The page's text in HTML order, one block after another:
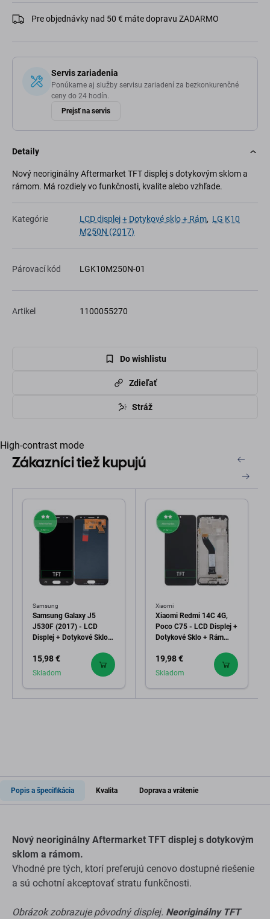
Pre objednávky nad 50 € máte dopravu ZADARMO
Servis zariadenia
Ponúkame aj služby servisu zariadení za bezkonkurenčné
ceny do 24 hodín.
Prejsť na servis
Detaily
Nový neoriginálny Aftermarket TFT displej s dotykovým sklom a
rámom. Má rozdiely vo funkčnosti, kvalite alebo vzhľade.
Kategórie LCD displej + Dotykové sklo + Rám, LG K10
M250N (2017)
Párovací kód LGK10M250N-01
Artikel 1100055270
Do wishlistu
Zdieľať
Stráž
High-contrast mode
Zákazníci tiež kupujú
Samsung
Samsung Galaxy J5
J530F (2017) - LCD
Displej + Dotykové Sklo
15,98 €
Skladom
Xiaomi
Xiaomi Redmi 14C 4G,
Poco C75 - LCD Displej +
Dotykové Sklo + Rám
19,98 €
Skladom
Popis a špecifikácia Kvalita Doprava a vrátenie
Nový neoriginálny Aftermarket TFT displej s dotykovým
sklom a rámom.
Vhodné pre tých, ktorí preferujú cenovo dostupné riešenie
a sú ochotní akceptovať stratu funkčnosti.
Obrázok zobrazuje pôvodný displej. Neoriginálny TFT